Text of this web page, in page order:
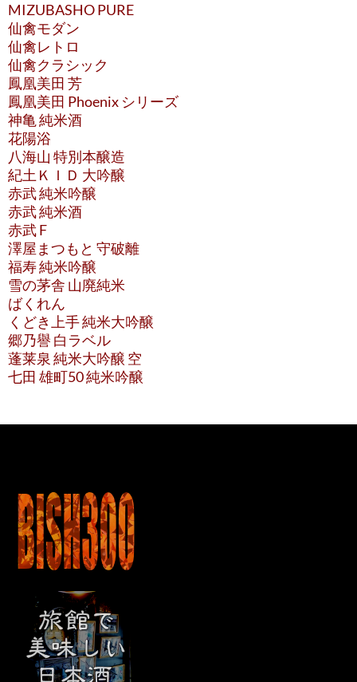
MIZUBASHO PURE
仙禽モダン
仙禽レトロ
仙禽クラシック
鳳凰美田 芳
鳳凰美田 Phoenix シリーズ
神亀 純米酒
花陽浴
八海山 特別本醸造
紀土ＫＩＤ 大吟醸
赤武 純米吟醸
赤武 純米酒
赤武 F
澤屋まつもと 守破離
福寿 純米吟醸
雪の茅舎 山廃純米
ばくれん
くどき上手 純米大吟醸
郷乃譽 白ラベル
蓬莱泉 純米大吟醸 空
七田 雄町50 純米吟醸